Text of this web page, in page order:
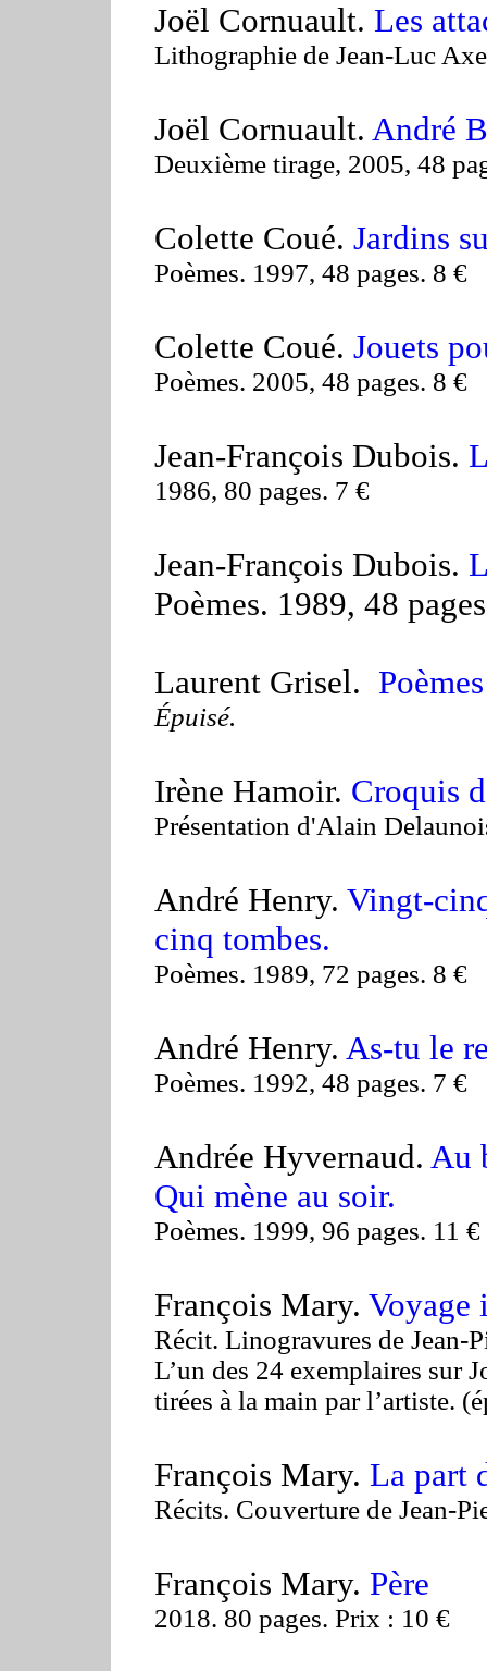
Joël Cornuault. Les
Lithographie de Jean-Luc
Joël Cornuault. André
Deuxième tirage, 2005, 48
Colette Coué. Jardins
Poèmes. 1997, 48 pages. 8 €
Colette Coué. Jouets
Poèmes. 2005, 48 pages. 8 €
Jean-François Dubois.
1986, 80 pages. 7 €
Jean-François Dubois.
Poèmes. 1989, 48
Laurent Grisel.
Épuisé.
Irène Hamoir. Croquis
Présentation d'Alain
André Henry. Vingt-
cinq tombes.
Poèmes. 1989, 72 pages. 8 €
André Henry. As-tu le
Poèmes. 1992, 48 pages. 7 €
Andrée Hyvernaud. Au
Qui mène au soir.
Poèmes. 1999, 96 pages. 11 €
François Mary. Voyage
Récit. Linogravures de Jean-
L’un des 24 exemplaires sur
tirées à la main par l’artiste.
François Mary. La part
Récits. Couverture de Jean-
François Mary. Père
2018. 80 pages. Prix : 10 €